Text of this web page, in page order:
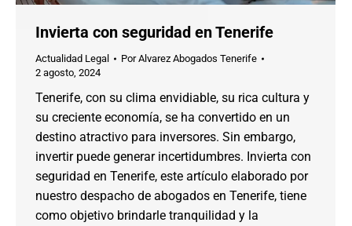
Invierta con seguridad en Tenerife
Actualidad Legal PorAlvarez Abogados Tenerife
2 agosto, 2024
Tenerife, con su clima envidiable, su rica cultura y
su creciente economía, se ha convertido en un
destino atractivo para inversores. Sin embargo,
invertir puede generar incertidumbres. Invierta con
seguridad en Tenerife, este artículo elaborado por
nuestro despacho de abogados en Tenerife, tiene
como objetivo brindarle tranquilidad y la